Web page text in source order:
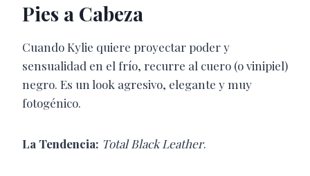
Pies a Cabeza
Cuando Kylie quiere proyectar poder y
sensualidad en el frío, recurre al cuero (o vinipiel)
negro. Es un look agresivo, elegante y muy
fotogénico.
La Tendencia: Total Black Leather.